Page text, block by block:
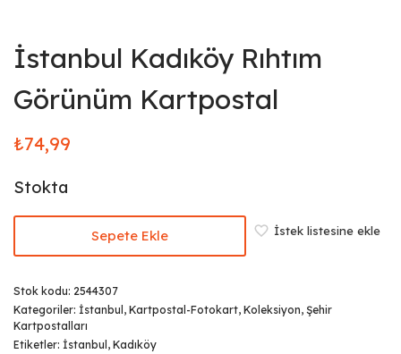
İstanbul Kadıköy Rıhtım
Görünüm Kartpostal
₺74,99
Stokta
Sepete Ekle İstek listesine ekle
Stok kodu: 2544307
Kategoriler: İstanbul , Kartpostal-Fotokart, Koleksiyon, Şehir
Kartpostalları
Etiketler: İstanbul , Kadıköy